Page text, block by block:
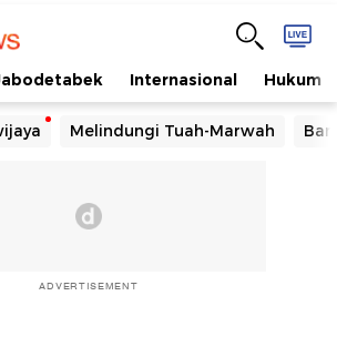
Internasional Hukum
Melindungi Tuah-Marwah
ADVERTISEMENT